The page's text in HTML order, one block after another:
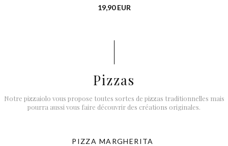
19,90 EUR
Pizzas
Notre pizzaiolo vous propose toutes sortes de pizzas traditionnelles mais
pourra aussi vous faire découvrir des créations originales.
PIZZA MARGHERITA